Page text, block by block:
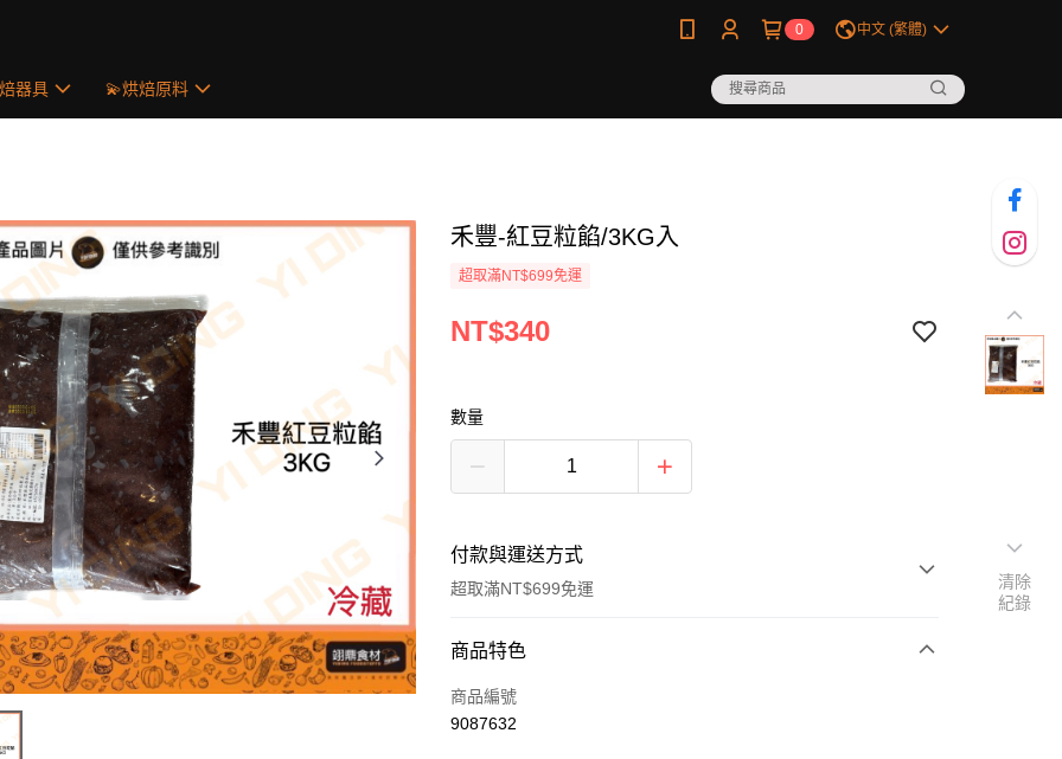
0 中文 (繁體)
器具 💫烘焙原料
禾豐-紅豆粒餡/3KG入
超取滿NT$699免運
NT$340
數量
付款與運送方式
超取滿NT$699免運
付款方式
信用卡一次付款
商品特色
商品編號
9087632
清除
紀錄